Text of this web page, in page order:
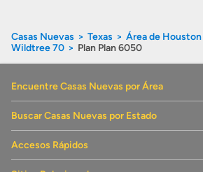
Casas Nuevas Texas Área de Houston
Wildtree 70
Plan Plan 6050
Encuentre Casas Nuevas por Área
Buscar Casas Nuevas por Estado
Accesos Rápidos